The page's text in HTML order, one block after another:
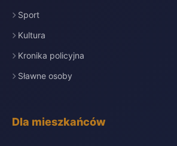
Sport
Kultura
Kronika policyjna
Sławne osoby
Dla mieszkańców